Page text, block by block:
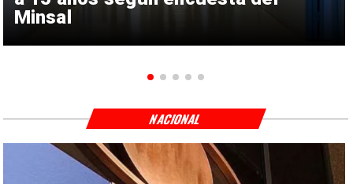
Minsal
NACIONAL